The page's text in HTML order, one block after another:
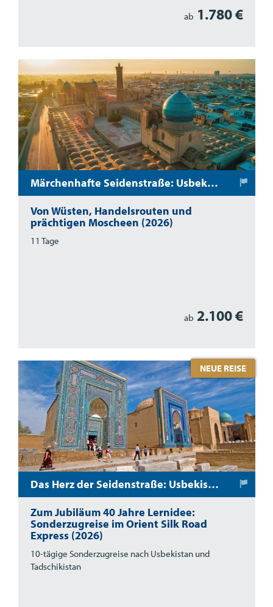
ab 1.780 €
Märchenhafte Seidenstraße: Usbekistan per Linienzug
Von Wüsten, Handelsrouten und
prächtigen Moscheen (2026)
11 Tage
ab 2.100 €
Das Herz der Seidenstraße: Usbekistan und Tadschikistan
NEUE REISE
Zum Jubiläum 40 Jahre Lernidee:
Sonderzugreise im Orient Silk Road
Express (2026)
10-tägige Sonderzugreise nach Usbekistan und
Tadschikistan